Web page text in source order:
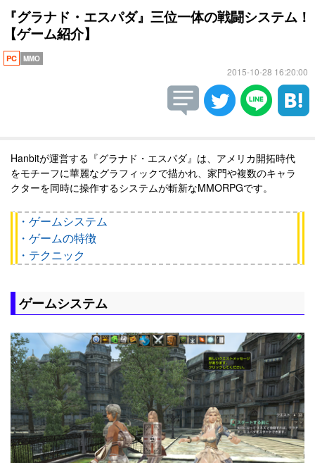
『グラナド・エスパダ』三位一体の戦闘システム！
【ゲーム紹介】
PC MMO
2015-10-28 16:20:00
Hanbitが運営する『グラナド・エスパダ』は、アメリカ開拓時代
をモチーフに華麗なグラフィックで描かれ、家門や複数のキャラ
クターを同時に操作するシステムが斬新なMMORPGです。
・ゲームシステム
・ゲームの特徴
・テクニック
ゲームシステム